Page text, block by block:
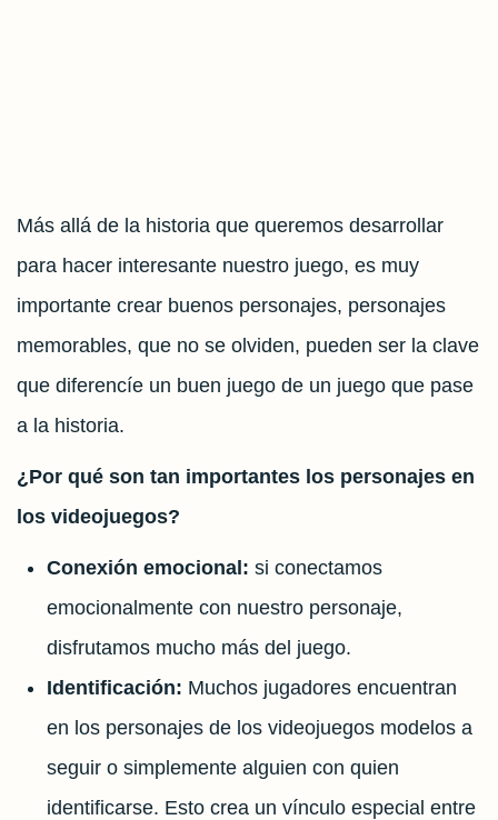
Más allá de la historia que queremos desarrollar
para hacer interesante nuestro juego, es muy
importante crear buenos personajes, personajes
memorables, que no se olviden, pueden ser la clave
que diferencíe un buen juego de un juego que pase
a la historia.
¿Por qué son tan importantes los personajes en
los videojuegos?
Conexión emocional: si conectamos
emocionalmente con nuestro personaje,
disfrutamos mucho más del juego.
Identificación: Muchos jugadores encuentran
en los personajes de los videojuegos modelos a
seguir o simplemente alguien con quien
identificarse. Esto crea un vínculo especial entre